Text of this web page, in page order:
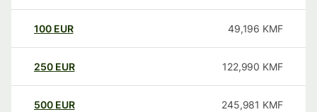
100 EUR 49,196 KMF
250 EUR 122,990 KMF
500 EUR 245,981 KMF